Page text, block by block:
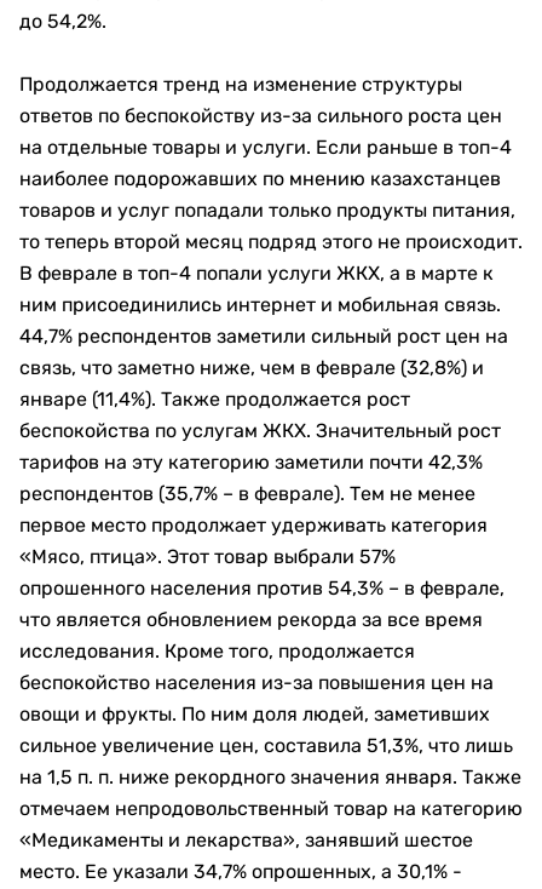
до 54,2%.
Продолжается тренд на изменение структуры
ответов по беспокойству из-за сильного роста цен
на отдельные товары и услуги. Если раньше в топ-4
наиболее подорожавших по мнению казахстанцев
товаров и услуг попадали только продукты питания,
то теперь второй месяц подряд этого не происходит.
В феврале в топ-4 попали услуги ЖКХ, а в марте к
ним присоединились интернет и мобильная связь.
44,7% респондентов заметили сильный рост цен на
связь, что заметно ниже, чем в феврале (32,8%) и
январе (11,4%). Также продолжается рост
беспокойства по услугам ЖКХ. Значительный рост
тарифов на эту категорию заметили почти 42,3%
респондентов (35,7% – в феврале). Тем не менее
первое место продолжает удерживать категория
«Мясо, птица». Этот товар выбрали 57%
опрошенного населения против 54,3% – в феврале,
что является обновлением рекорда за все время
исследования. Кроме того, продолжается
беспокойство населения из-за повышения цен на
овощи и фрукты. По ним доля людей, заметивших
сильное увеличение цен, составила 51,3%, что лишь
на 1,5 п. п. ниже рекордного значения января. Также
отмечаем непродовольственный товар на категорию
«Медикаменты и лекарства», занявший шестое
место. Ее указали 34,7% опрошенных, а 30,1% -